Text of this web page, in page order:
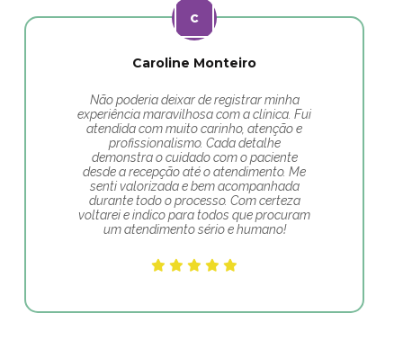
Caroline Monteiro
Não poderia deixar de registrar minha
experiência maravilhosa com a clínica. Fui
atendida com muito carinho, atenção e
profissionalismo. Cada detalhe
demonstra o cuidado com o paciente
desde a recepção até o atendimento. Me
senti valorizada e bem acompanhada
durante todo o processo. Com certeza
voltarei e indico para todos que procuram
um atendimento sério e humano!